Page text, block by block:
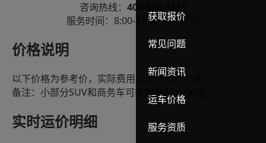
获取报价
常见问题
新闻资讯
运车价格
服务资质
咨询热线： 400-990-1511
服务时间： 8:00-22:00全年无休
价格说明
以下价格为参考价，实际费用以最终报价为准。
备注：小部分SUV和商务车可能加价 200-500
实时运价明细